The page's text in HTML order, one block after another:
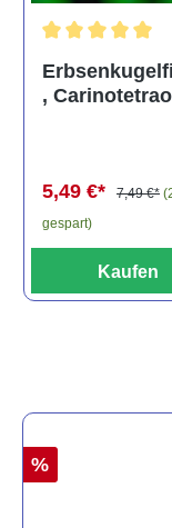
,
5,49 €* 7,49 €*
gespart)
Kaufen
%